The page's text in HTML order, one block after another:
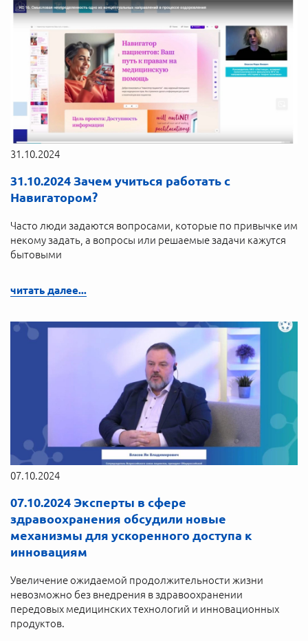
31.10.2024
31.10.2024 Зачем учиться работать с
Навигатором?
Часто люди задаются вопросами, которые по привычке им
некому задать, а вопросы или решаемые задачи кажутся
бытовыми
читать далее...
07.10.2024
07.10.2024 Эксперты в сфере
здравоохранения обсудили новые
механизмы для ускоренного доступа к
инновациям
Увеличение ожидаемой продолжительности жизни
невозможно без внедрения в здравоохранении
передовых медицинских технологий и инновационных
продуктов.